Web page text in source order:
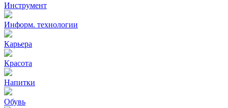
Инструмент
Информ. технологии
Карьера
Красота
Напитки
Обувь